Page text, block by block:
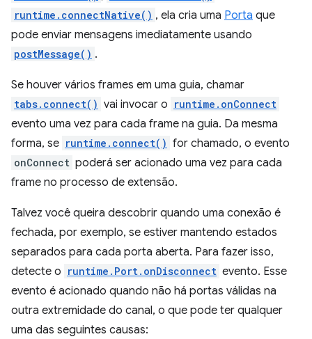
runtime.connectNative() , ela cria uma Porta que
pode enviar mensagens imediatamente usando
postMessage() .
Se houver vários frames em uma guia, chamar
tabs.connect() vai invocar o runtime.onConnect
evento uma vez para cada frame na guia. Da mesma
forma, se runtime.connect() for chamado, o evento
onConnect poderá ser acionado uma vez para cada
frame no processo de extensão.
Talvez você queira descobrir quando uma conexão é
fechada, por exemplo, se estiver mantendo estados
separados para cada porta aberta. Para fazer isso,
detecte o runtime.Port.onDisconnect evento. Esse
evento é acionado quando não há portas válidas na
outra extremidade do canal, o que pode ter qualquer
uma das seguintes causas: